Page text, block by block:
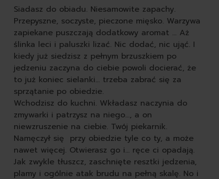
dodatki do prania
akcesoria do prania
zmywanie
tabletki do zmywarki
płyny do naczyń
gąbki do mycia naczyń
szczotki kuchenne do
według przeznaczenia
do zmywarki
do zmywania
seria nature all
autokosmetyka
karoseria
opony i felgi
Siadasz do obiadu. Niesamowite zapachy.
Przepyszne, soczyste, pieczone mięsko. Warzywa
zapiekane puszczają dodatkowy aromat … Aż
ślinka leci i paluszki lizać. Nic dodać, nic ująć. I
kiedy już siedzisz z pełnym brzuszkiem po
jedzeniu zaczyna do ciebie powoli docierać, że
to już koniec sielanki… trzeba zabrać się za
sprzątanie po obiedzie.
Wchodzisz do kuchni. Wkładasz naczynia do
zmywarki i patrzysz na niego…, a on
niewzruszenie na ciebie. Twój piekarnik.
Namęczył się przy obiedzie tyle co ty, a może
nawet więcej. Otwierasz go i… ręce ci opadają.
Jak zwykle tłuszcz, zaschnięte resztki jedzenia,
plamy i ogólnie atak brudu na pełną skalę. No i